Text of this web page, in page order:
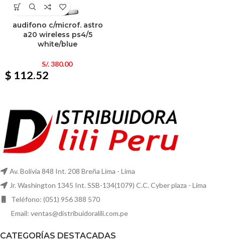
audifono c/microf. astro
a20 wireless ps4/5
white/blue
S/.380.00
$ 112.52
Av. Bolivia 848 Int. 208 Breña Lima - Lima
Jr. Washington 1345 Int. SSB-134(1079) C.C. Cyber plaza - Lima
Teléfono: (051) 956 388 570
Email: ventas@distribuidoralili.com.pe
CATEGORÍAS DESTACADAS